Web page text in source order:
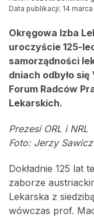
Data publikacji: 14 marca
Okręgowa Izba
uroczyście 125-
samorządności
dniach odbyło
Forum Radców
Lekarskich.
Prezesi ORL i NRL
Foto: Jerzy Sawicz
Dokładnie 125 lat
zaborze
Lekarska z
wówczas prof.